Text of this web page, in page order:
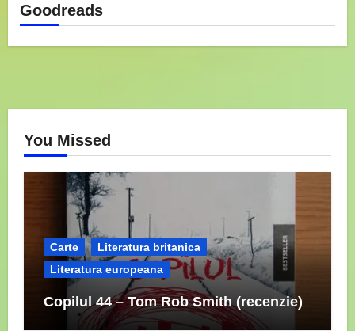
Goodreads
You Missed
Carte
Literatura britanica
Literatura europeana
Copilul 44 – Tom Rob Smith (recenzie)